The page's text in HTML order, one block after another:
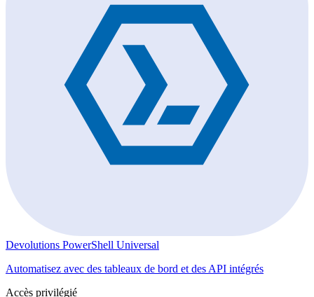
Devolutions PowerShell Universal
Automatisez avec des tableaux de bord et des API intégrés
Accès privilégié